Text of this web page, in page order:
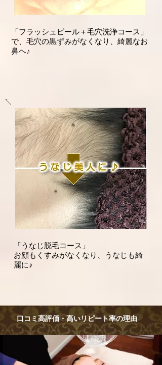
「フラッシュピール＋毛穴洗浄コース」
​で、毛穴の黒ずみがなくなり、綺麗なお
鼻へ♪
「うなじ脱毛コース」
​お顔もくすみがなくなり、うなじも綺
麗に♪
口コミ高評価・高いリピート率の理由